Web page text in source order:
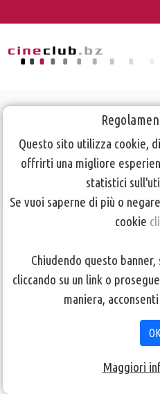
Questo sito utilizza cookie,
offrirti una migliore
statistici
Se vuoi saperne di più o
cookie
Chiudendo questo
cliccando su un link o
maniera,
OK
Maggiori
Attività
2018
TORNA ALLA PAGINA
Martedì gennaio: